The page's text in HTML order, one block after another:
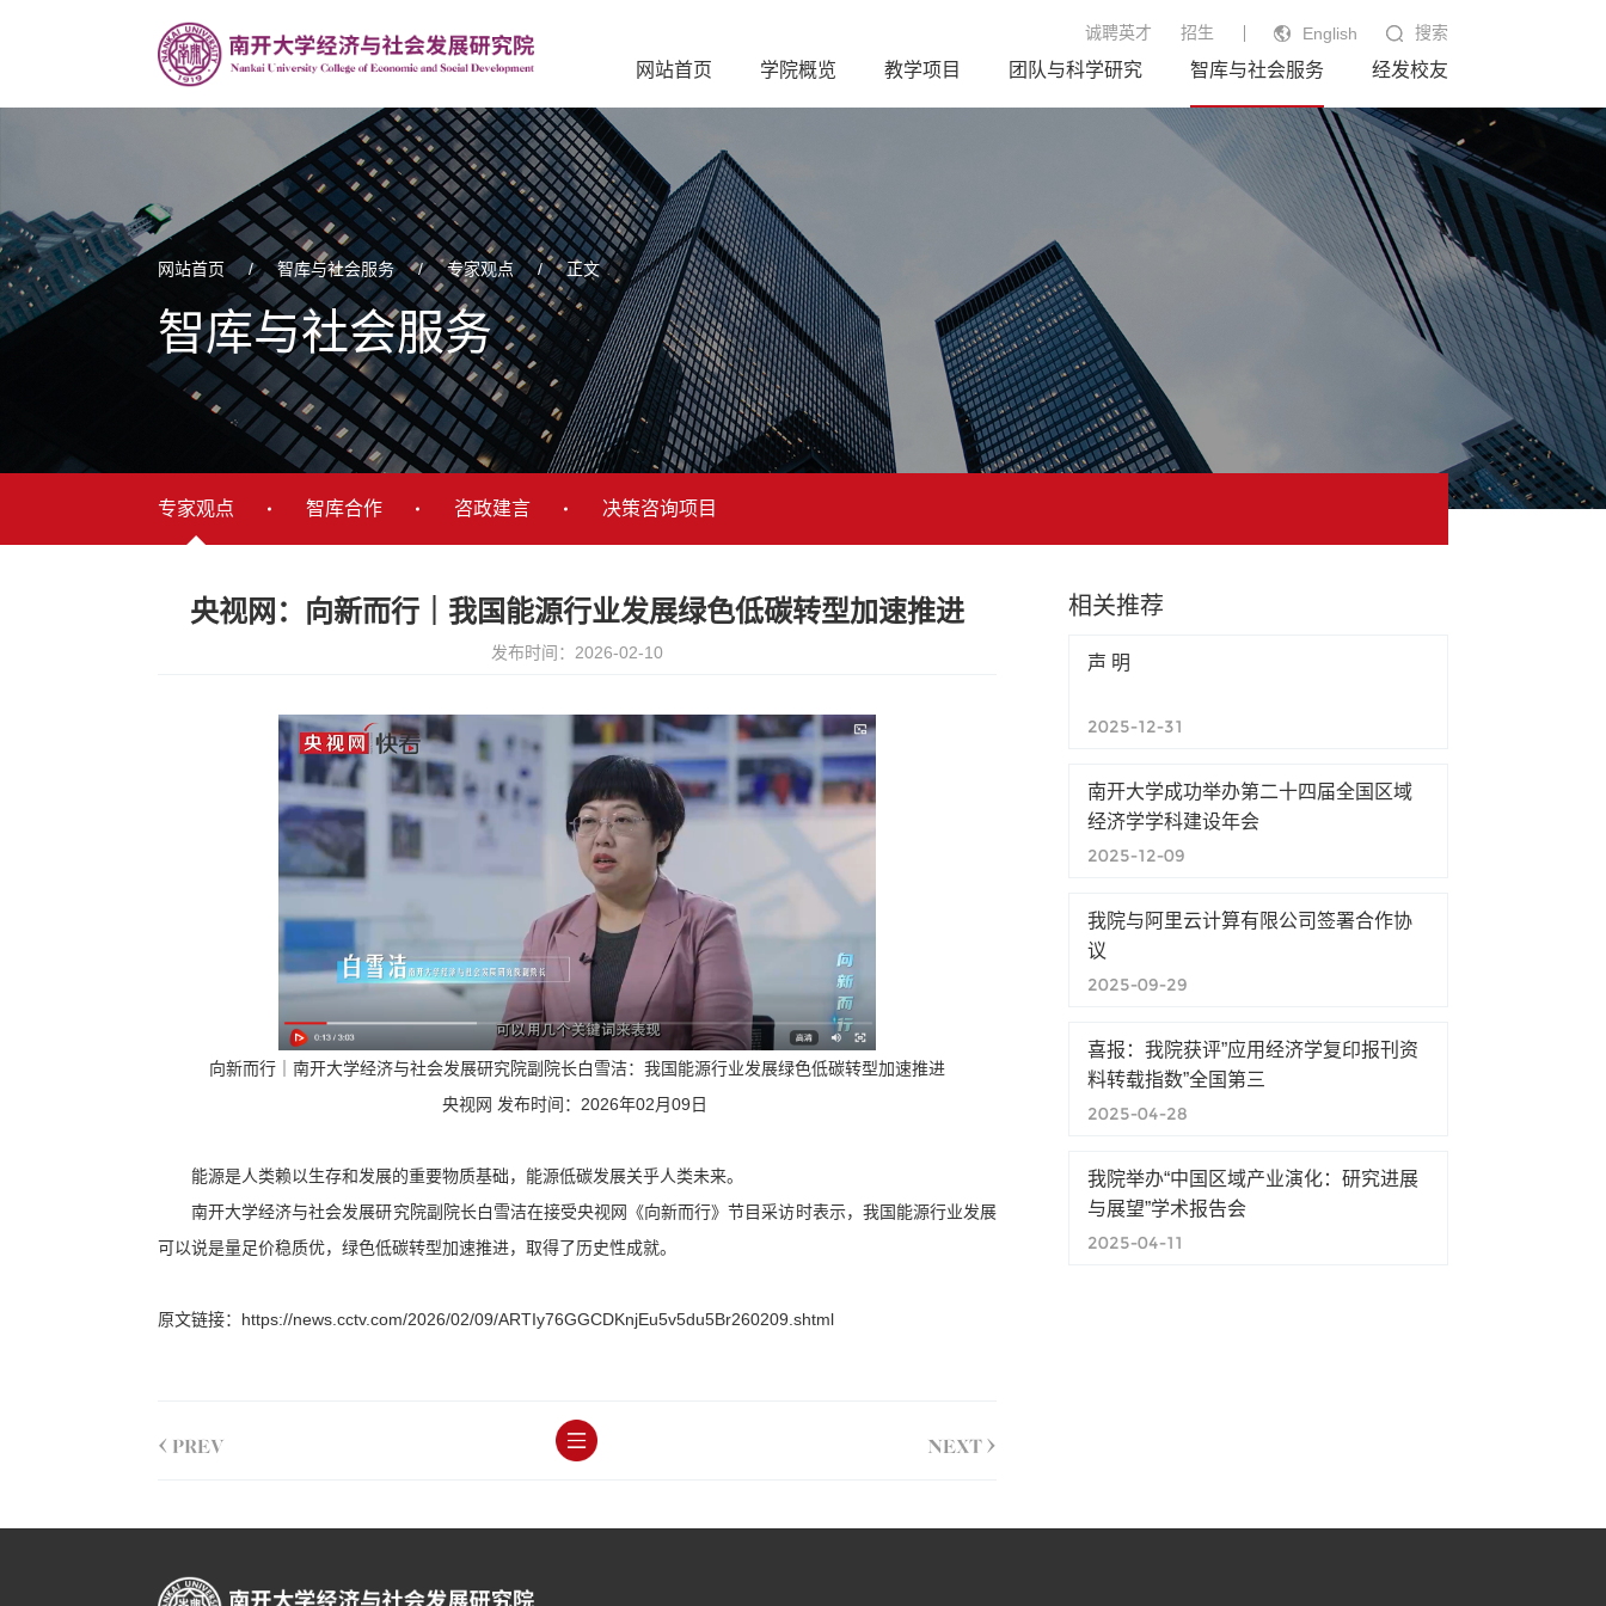
诚聘英才 招生 English 搜索
网站首页 学院概览 教学项目 团队与科学研究 智库与社会服务 经发校友
网站首页 / 智库与社会服务 / 专家观点 / 正文
智库与社会服务
专家观点 智库合作 咨政建言 决策咨询项目
央视网：向新而行｜我国能源行业发展绿色低碳转型加速推进
发布时间：2026-02-10
向新而行｜南开大学经济与社会发展研究院副院长白雪洁：我国能源行业发展绿色低碳转型加速推进
央视网 发布时间：2026年02月09日
能源是人类赖以生存和发展的重要物质基础，能源低碳发展关乎人类未来。
南开大学经济与社会发展研究院副院长白雪洁在接受央视网《向新而行》节目采访时表示，我国能源行业发展
可以说是量足价稳质优，绿色低碳转型加速推进，取得了历史性成就。
原文链接： https://news.cctv.com/2026/02/09/ARTIy76GGCDKnjEu5v5du5Br260209.shtml
< PREV NEXT >
相关推荐
声 明
2025-12-31
南开大学成功举办第二十四届全国区域
经济学学科建设年会
2025-12-09
我院与阿里云计算有限公司签署合作协
议
2025-09-29
喜报：我院获评”应用经济学复印报刊资
料转载指数”全国第三
2025-04-28
我院举办“中国区域产业演化：研究进展
与展望”学术报告会
2025-04-11